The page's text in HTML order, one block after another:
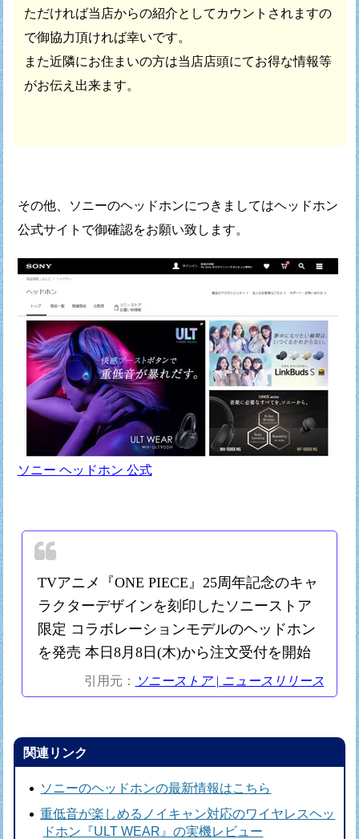
ただければ当店からの紹介としてカウントされますの
で御協力頂ければ幸いです。
また近隣にお住まいの方は当店店頭にてお得な情報等
がお伝え出来ます。
その他、ソニーのヘッドホンにつきましてはヘッドホン
公式サイトで御確認をお願い致します。
ソニー ヘッドホン 公式
TVアニメ『ONE PIECE』25周年記念のキャ
ラクターデザインを刻印したソニーストア
限定 コラボレーションモデルのヘッドホン
を発売 本日8月8日(木)から注文受付を開始
引用元： ソニーストア | ニュースリリース
関連リンク
ソニーのヘッドホンの最新情報はこちら
重低音が楽しめるノイキャン対応のワイヤレスヘッ
ドホン『ULT WEAR』の実機レビュー